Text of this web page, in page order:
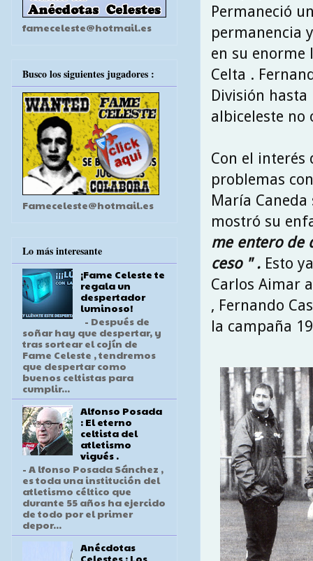
Permaneció
permanencia
en su enorme
Celta .
División
albiceleste
Con el interés
problemas
María
mostró su
me entero de
ceso " . Esto
Carlos Aimar
, Fernando
la campaña
fameceleste@hotmail.es
Busco los siguientes jugadores :
Fameceleste@hotmail.es
Lo más interesante
¡Fame Celeste te
regala un
despertador
luminoso!
- Después de
soñar hay que despertar, y
tras sortear el cojín de
Fame Celeste , tendremos
que despertar como
buenos celtistas para
cumplir...
Alfonso Posada
: El eterno
celtista del
atletismo
vigués .
- A lfonso Posada Sánchez ,
es toda una institución del
atletismo céltico que
durante 55 años ha ejercido
de todo por el primer
depor...
Anécdotas
Celestes : Los